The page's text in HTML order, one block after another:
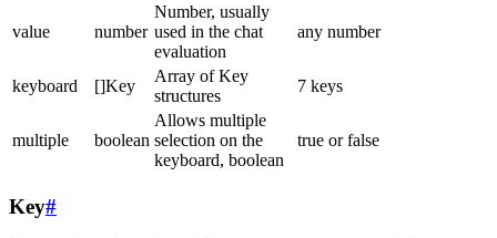
value number
Number, usually
used in the chat
evaluation
any number
keyboard []Key
Array of Key
structures
7 keys
multiple boolean
Allows multiple
selection on the
keyboard, boolean
true or false
Key#